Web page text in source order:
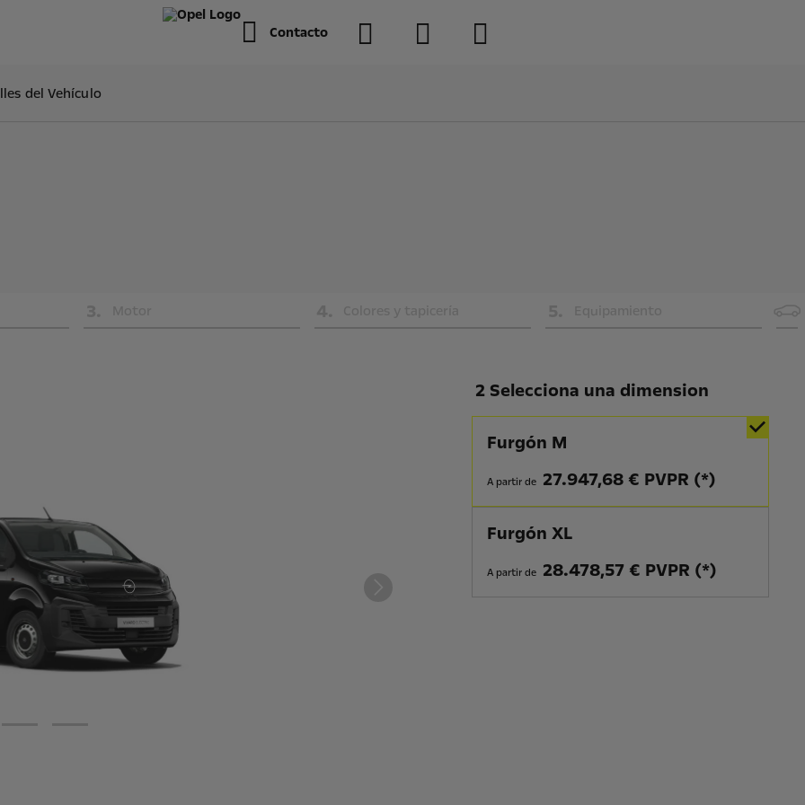
Contacto
del Vehículo
2 Selecciona una dimension
Furgón M
A partir de 27.947,68 € PVPR (*)
Furgón XL
A partir de 28.478,57 € PVPR (*)